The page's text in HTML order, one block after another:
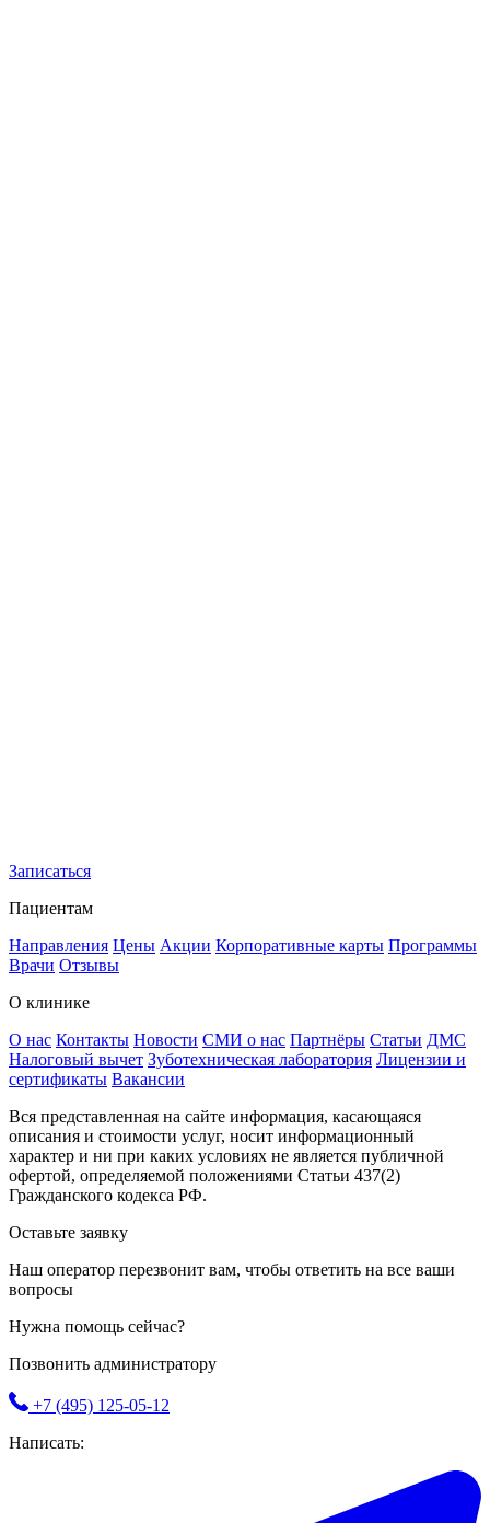
Записаться
Пациентам
Направления Цены Акции Корпоративные карты Программы
Врачи Отзывы
О клинике
О нас Контакты Новости СМИ о нас Партнёры Статьи ДМС
Налоговый вычет Зуботехническая лаборатория Лицензии и
сертификаты Вакансии
Вся представленная на сайте информация, касающаяся
описания и стоимости услуг, носит информационный
характер и ни при каких условиях не является публичной
офертой, определяемой положениями Статьи 437(2)
Гражданского кодекса РФ.
Оставьте заявку
Наш оператор перезвонит вам, чтобы ответить на все ваши
вопросы
Нужна помощь сейчас?
Позвонить администратору
+7 (495) 125-05-12
Написать: